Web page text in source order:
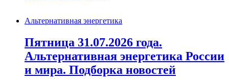
Альтернативная энергетика
Пятница 31.07.2026 года.
Альтернативная энергетика России
и мира. Подборка новостей